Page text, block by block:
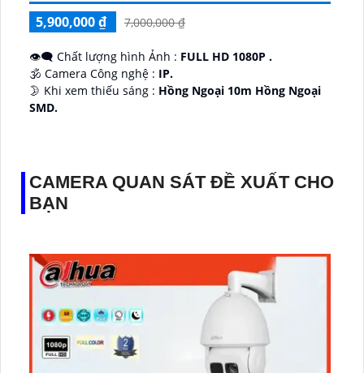
5,900,000 ₫
7,000,000 ₫
👁️‍🗨 Chất lượng hình Ảnh : FULL HD 1080P .
🕉️ Camera Công nghệ : IP.
🌛 Khi xem thiếu sáng : Hồng Ngoại 10m Hồng Ngoại
SMD.
CAMERA QUAN SÁT ĐỀ XUẤT CHO
BẠN